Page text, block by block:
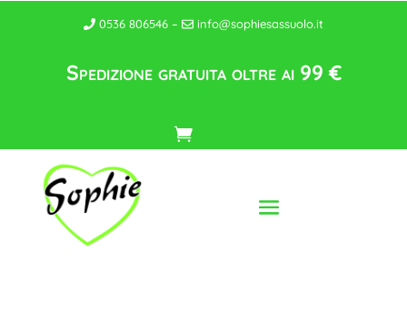
0536 806546 – info@sophiesassuolo.it
Spedizione gratuita oltre ai 99 €